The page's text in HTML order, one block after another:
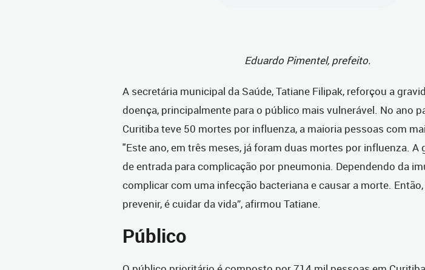
Eduardo Pimentel, prefeito.
A secretária municipal da Saúde, Tatiane Filipak, reforçou a
doença, principalmente para o público mais vulnerável. No ano
Curitiba teve 50 mortes por influenza, a maioria pessoas com
"Este ano, em três meses, já foram duas mortes por influenza. A
de entrada para complicação por pneumonia. Dependendo da
complicar com uma infecção bacteriana e causar a morte.
prevenir, é cuidar da vida”, afirmou Tatiane.
Público